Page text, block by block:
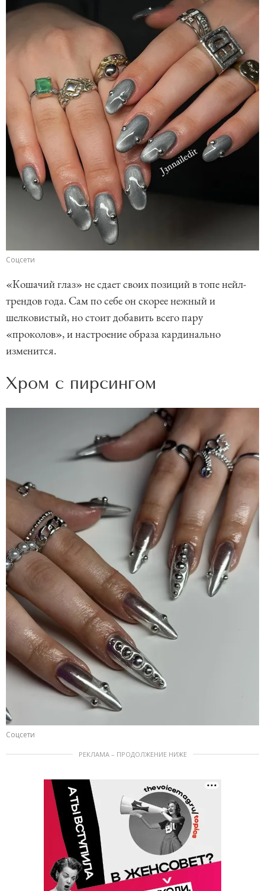
Соцсети
«Кошачий глаз» не сдает своих позиций в топе нейл-
трендов года. Сам по себе он скорее нежный и
шелковистый, но стоит добавить всего пару
«проколов», и настроение образа кардинально
изменится.
Хром с пирсингом
Соцсети
РЕКЛАМА – ПРОДОЛЖЕНИЕ НИЖЕ